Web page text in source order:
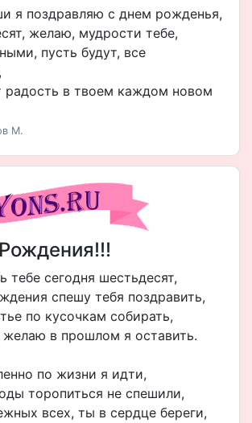
я поздравляю с днем рожденья,
желаю, мудрости тебе,
пусть будут, все
радость в твоем каждом новом
М.
тебе сегодня шестьдесят,
спешу тебя поздравить,
по кусочкам собирать,
желаю в прошлом я оставить.
по жизни я идти,
торопиться не спешили,
всех, ты в сердце береги,